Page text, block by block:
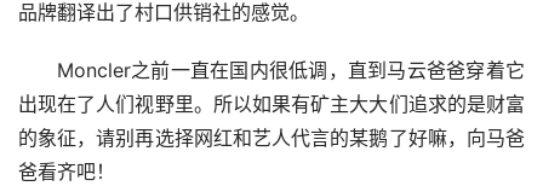
品牌翻译出了村口供销社的感觉。
Moncler之前一直在国内很低调，直到马云爸爸穿着它
出现在了人们视野里。所以如果有矿主大大们追求的是财富
的象征，请别再选择网红和艺人代言的某鹅了好嘛，向马爸
爸看齐吧！